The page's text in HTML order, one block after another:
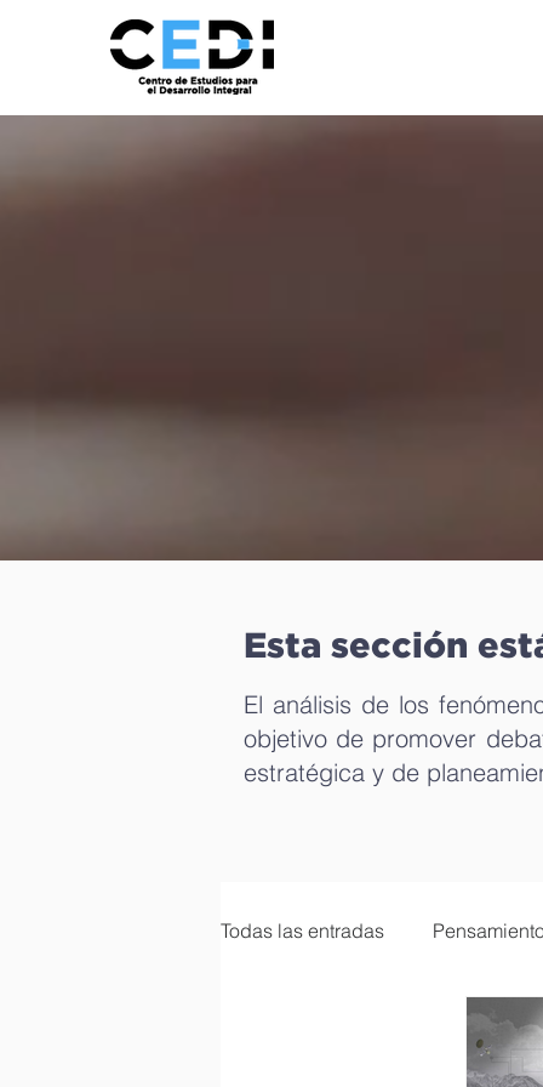
Esta sección
El análisis de los
objetivo de promover
estratégica y de
Todas las entradas